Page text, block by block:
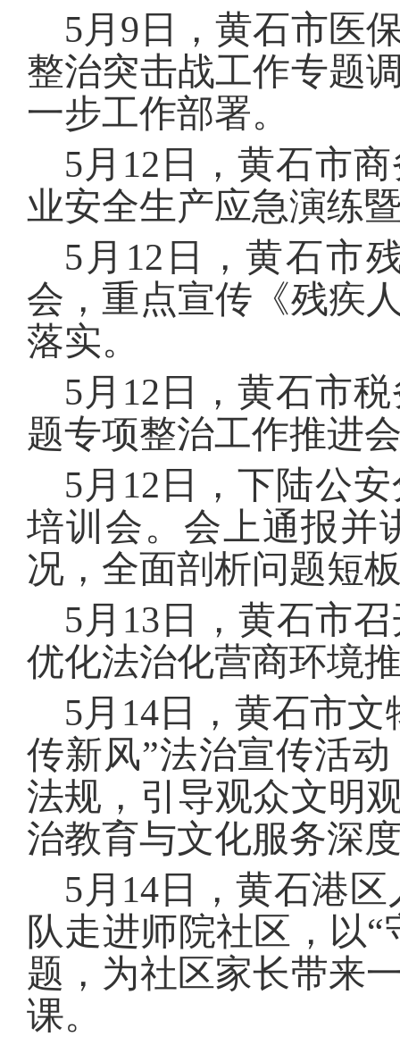
5月9日，黄石市医
整治突击战工作专题
一步工作部署。
5月12日，黄石市
业安全生产应急演
5月12日，黄石市
会，重点宣传《残疾
落实。
5月12日，黄石市
题专项整治工作推
5月12日，下陆公
培训会。会上通报并
况，全面剖析问题短
5月13日，黄石市
优化法治化营商环
5月14日，黄石市
传新风”法治宣传活
法规，引导观众文明
治教育与文化服务
5月14日，黄石港
队走进师院社区，以
题，为社区家长带来
课。